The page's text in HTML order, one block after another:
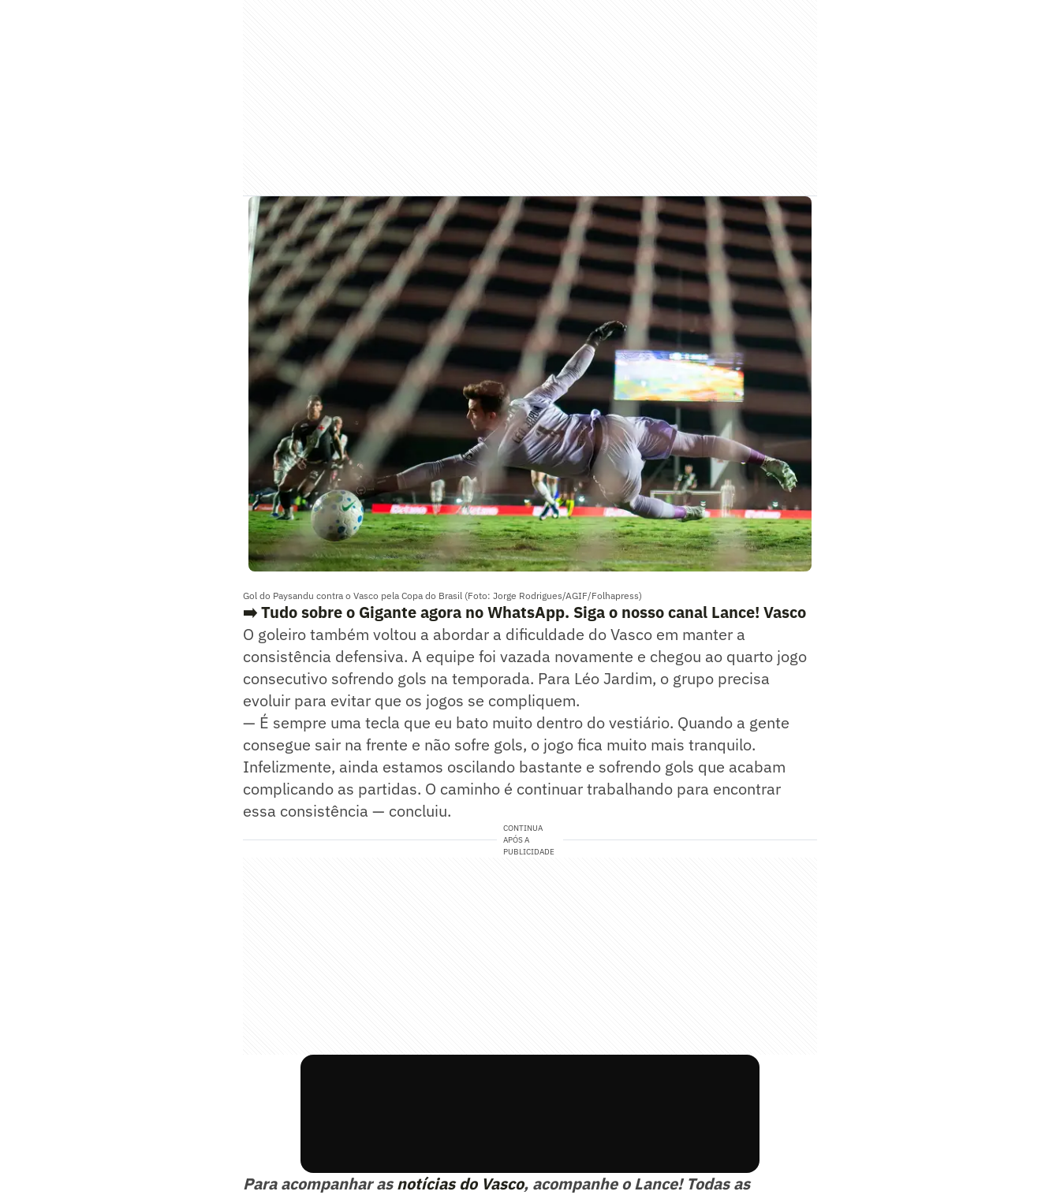
Gol do Paysandu contra o Vasco pela Copa do Brasil (Foto: Jorge Rodrigues/AGIF/Folhapress)
➡️ Tudo sobre o Gigante agora no WhatsApp. Siga o nosso canal Lance! Vasco
O goleiro também voltou a abordar a dificuldade do Vasco em manter a
consistência defensiva. A equipe foi vazada novamente e chegou ao quarto jogo
consecutivo sofrendo gols na temporada. Para Léo Jardim, o grupo precisa
evoluir para evitar que os jogos se compliquem.
— É sempre uma tecla que eu bato muito dentro do vestiário. Quando a gente
consegue sair na frente e não sofre gols, o jogo fica muito mais tranquilo.
Infelizmente, ainda estamos oscilando bastante e sofrendo gols que acabam
complicando as partidas. O caminho é continuar trabalhando para encontrar
essa consistência — concluiu.
CONTINUA
APÓS A
PUBLICIDADE
Para acompanhar asnotícias do Vasco, acompanhe o Lance! Todas as